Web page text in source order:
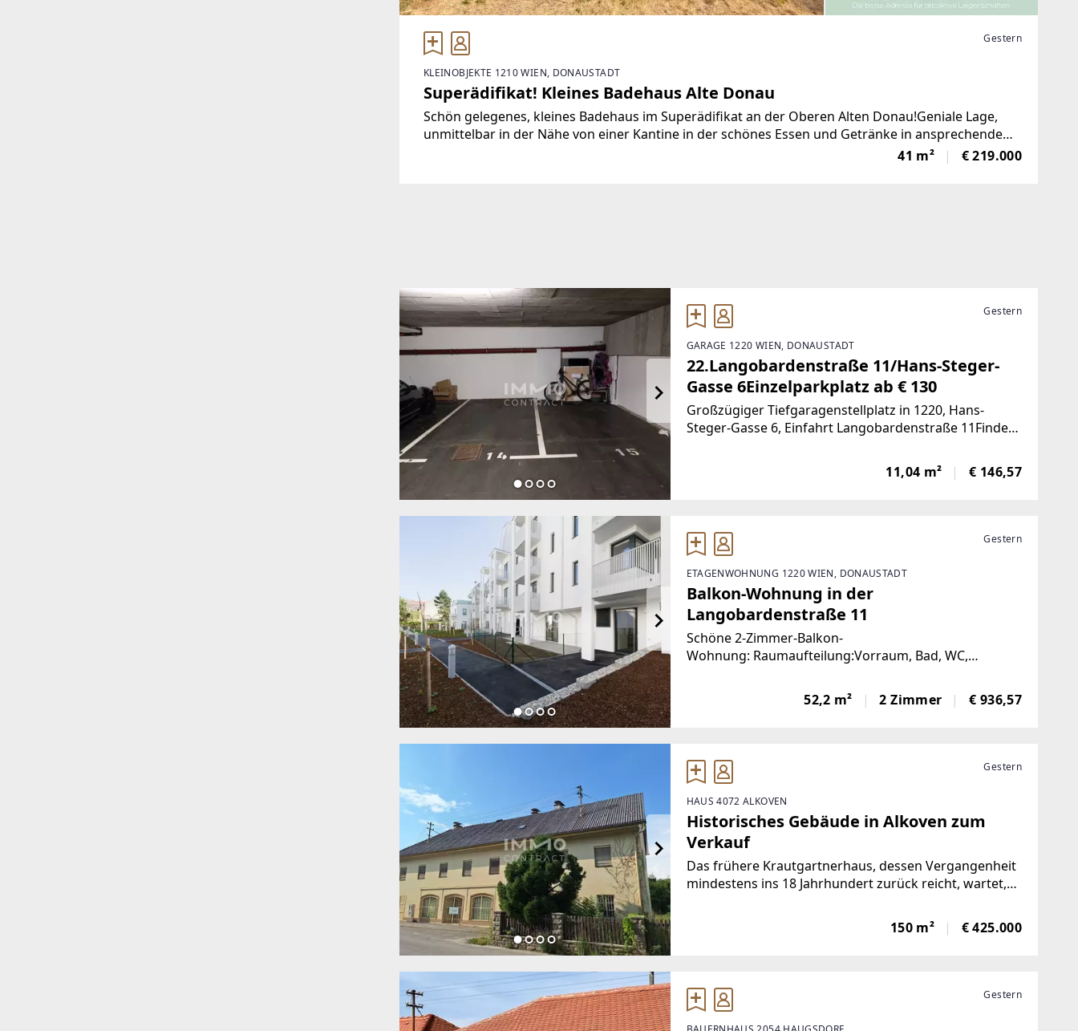
Gestern
KLEINOBJEKTE 1210 WIEN, DONAUSTADT
Superädifikat! Kleines Badehaus Alte Donau
Schön gelegenes, kleines Badehaus im Superädifikat an der Oberen Alten Donau!Geniale Lage,
unmittelbar in der Nähe von einer Kantine in der schönes Essen und Getränke in ansprechendem
41 m² € 219.000
Gestern
GARAGE 1220 WIEN, DONAUSTADT
22.Langobardenstraße 11/Hans-Steger-
Gasse 6Einzelparkplatz ab € 130
Großzügiger Tiefgaragenstellplatz in 1220, Hans-
Steger-Gasse 6, Einfahrt Langobardenstraße 11Finden
[http://www.immocontract.at/]IMMO einen Besuch
11,04 m² € 146,57
Gestern
ETAGENWOHNUNG 1220 WIEN, DONAUSTADT
Balkon-Wohnung in der
Langobardenstraße 11
Schöne 2-Zimmer-Balkon-
Wohnung: Raumaufteilung:Vorraum, Bad, WC,
möbliertKellerabteil Von Vormieterin können auf
Wunsch Möbel direkt abgelöst werden! Garagenplatz
52,2 m² 2 Zimmer € 936,57
Gestern
HAUS 4072 ALKOVEN
Historisches Gebäude in Alkoven zum
Verkauf
Das frühere Krautgartnerhaus, dessen Vergangenheit
mindestens ins 18 Jahrhundert zurück reicht, wartet,
in die 1970-er Jahre befand sich ein
Gemischtwarengeschäft in diesem Objekt, das bis
150 m² € 425.000
Gestern